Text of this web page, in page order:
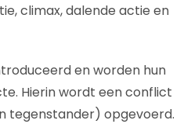
climax, dalende actie en
en worden hun
Hierin wordt een conflict
tegenstander) opgevoerd.